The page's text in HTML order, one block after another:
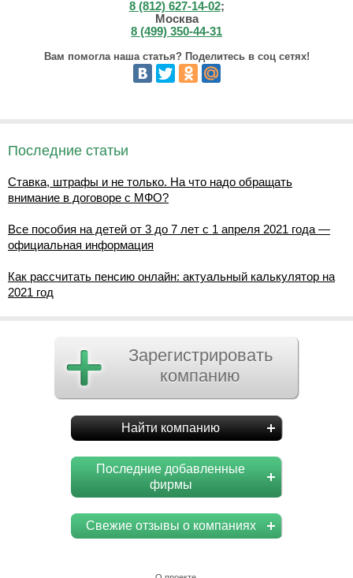
8 (812) 627-14-02;
Москва
8 (499) 350-44-31
Вам помогла наша статья? Поделитесь в соц сетях!
Последние статьи
Ставка, штрафы и не только. На что надо обращать
внимание в договоре с МФО?
Все пособия на детей от 3 до 7 лет с 1 апреля 2021 года —
официальная информация
Как рассчитать пенсию онлайн: актуальный калькулятор на
2021 год
Зарегистрировать
компанию
Найти компанию
Последние добавленные
фирмы
Свежие отзывы о компаниях